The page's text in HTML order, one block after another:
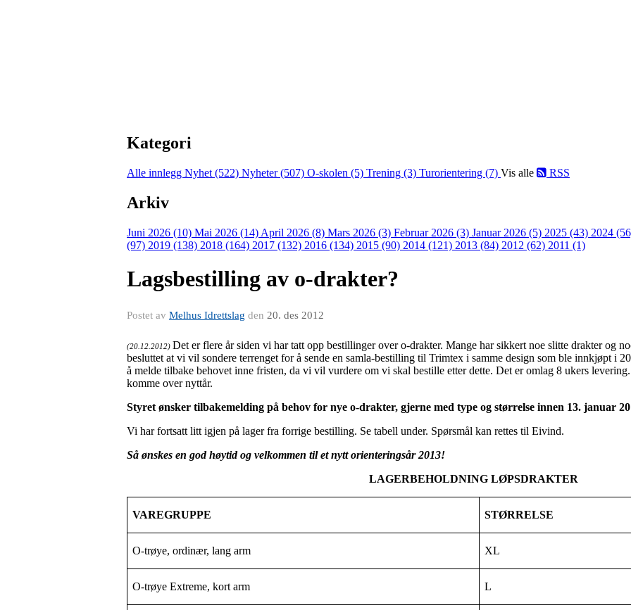
Kategori
Alle innlegg Nyhet (522) Nyheter (507) O-skolen (5) Trening (3) Turorientering (7) Vis alle RSS
Arkiv
Juni 2026 (10) Mai 2026 (14) April 2026 (8) Mars 2026 (3) Februar 2026 (3) Januar 2026 (5) 2025 (43) 2024
(97) 2019 (138) 2018 (164) 2017 (132) 2016 (134) 2015 (90) 2014 (121) 2013 (84) 2012 (62) 2011 (1)
Lagsbestilling av o-drakter?
Postet av Melhus Idrettslag den 20. des 2012
(20.12.2012) Det er flere år siden vi har tatt opp bestillinger over o-drakter. Mange har sikkert noe slitte drakter og
besluttet at vi vil sondere terrenget for å sende en samla-bestilling til Trimtex i samme design som ble innkjøpt i
å melde tilbake behovet inne fristen, da vi vil vurdere om vi skal bestille etter dette. Det er omlag 8 ukers
komme over nyttår.
Styret ønsker tilbakemelding på behov for nye o-drakter, gjerne med type og størrelse innen 13. januar
Vi har fortsatt litt igjen på lager fra forrige bestilling. Se tabell under. Spørsmål kan rettes til Eivind.
Så ønskes en god høytid og velkommen til et nytt orienteringsår 2013!
LAGERBEHOLDNING LØPSDRAKTER
VAREGRUPPE STØRRELSE
O-trøye, ordinær, lang arm XL
O-trøye Extreme, kort arm L